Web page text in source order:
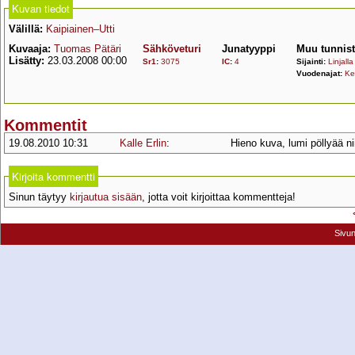
Kuvan tiedot
Välillä: Kaipiainen–Utti
Kuvaaja: Tuomas Pätäri
Lisätty: 23.03.2008 00:00
Sähköveturi
Sr1 : 3075
Junatyyppi
IC: 4
Muu
Sijainti: Linjalla
Vuodenajat:
Kommentit
19.08.2010 10:31 Kalle Erlin: Hieno kuva, lumi pöllyää
Kirjoita kommentti
Sinun täytyy kirjautua sisään, jotta voit kirjoittaa kommentteja!